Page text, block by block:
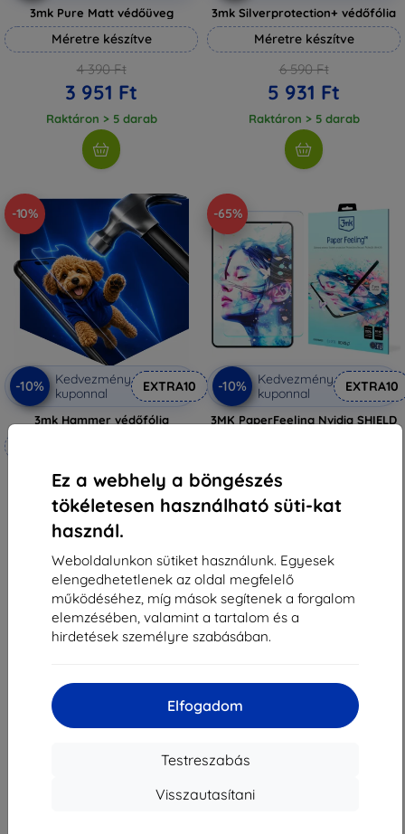
Ez a webhely a böngészés
tökéletesen használható süti-kat
használ.
Weboldalunkon sütiket használunk. Egyesek
elengedhetetlenek az oldal megfelelő
működéséhez, míg mások segítenek a forgalom
elemzésében, valamint a tartalom és a
hirdetések személyre szabásában.
Elfogadom
Testreszabás
Visszautasítani
3mk Pure Matt védőüveg
Méretre készítve
4 390 Ft
3 951 Ft
Raktáron > 5 darab
3mk Silverprotection+ védőfólia
Méretre készítve
6 590 Ft
5 931 Ft
Raktáron > 5 darab
-10%
-10%
Kedvezmény
kuponnal
EXTRA10
3mk Hammer védőfólia
6 990 Ft
6 291 Ft
Raktáron 4 darab
-65%
-10%
Kedvezmény
kuponnal
EXTRA10
3MK PaperFeeling Nvidia SHIELD
3 501 Ft
Utolsó darab raktáron
Összes találat6.